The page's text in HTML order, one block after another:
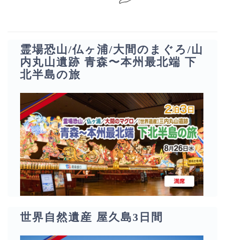
霊場恐山/仏ヶ浦/大間のまぐろ/山
内丸山遺跡 青森〜本州最北端 下
北半島の旅
世界自然遺産 屋久島3日間